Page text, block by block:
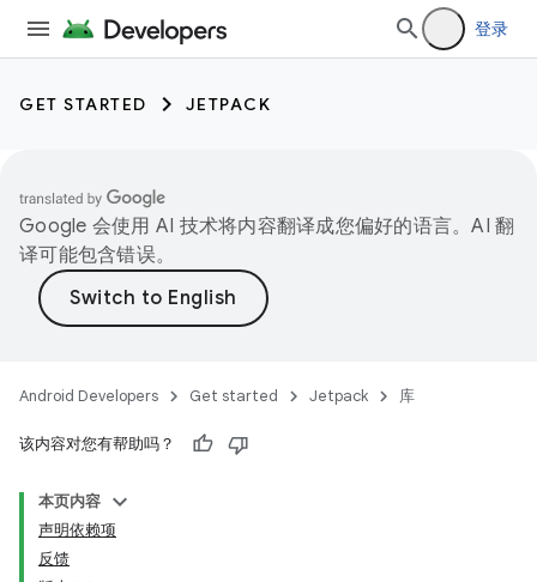
登录
GET STARTED JETPACK
Google 会使用 AI 技术将内容翻译成您偏好的语言。AI 翻
译可能包含错误。
Android Developers Get started Jetpack 库
该内容对您有帮助吗？
本页内容
声明依赖项
反馈